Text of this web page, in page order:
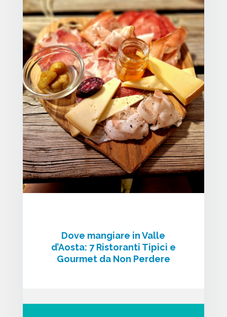
Dove mangiare in Valle
d’Aosta: 7 Ristoranti Tipici e
Gourmet da Non Perdere